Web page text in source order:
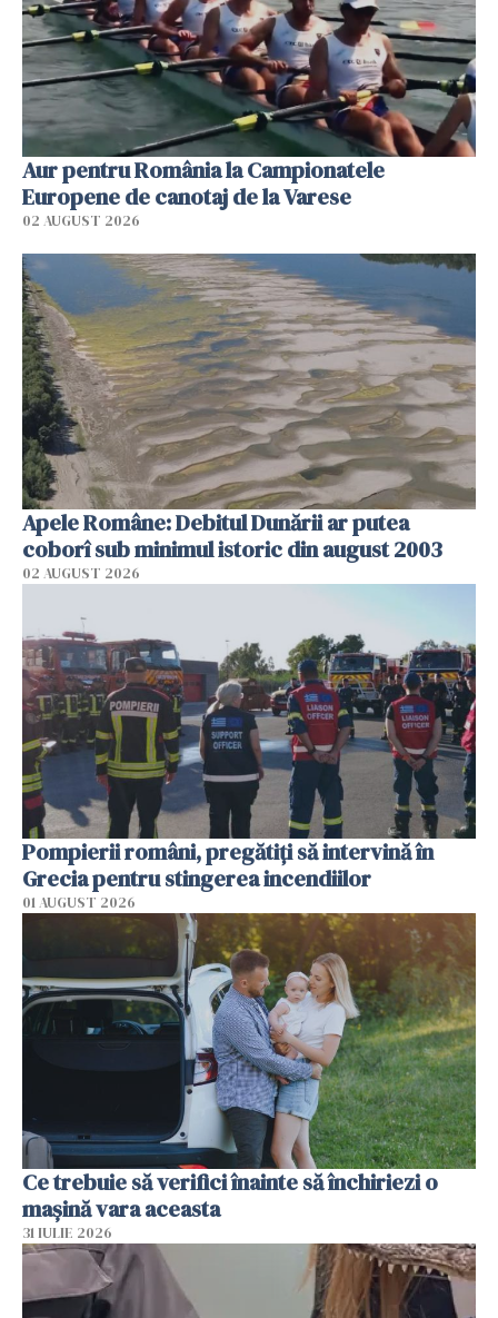
Aur pentru România la Campionatele
Europene de canotaj de la Varese
02 AUGUST 2026
Apele Române: Debitul Dunării ar putea
coborî sub minimul istoric din august 2003
02 AUGUST 2026
Pompierii români, pregătiţi să intervină în
Grecia pentru stingerea incendiilor
01 AUGUST 2026
Ce trebuie să verifici înainte să închiriezi o
mașină vara aceasta
31 IULIE 2026